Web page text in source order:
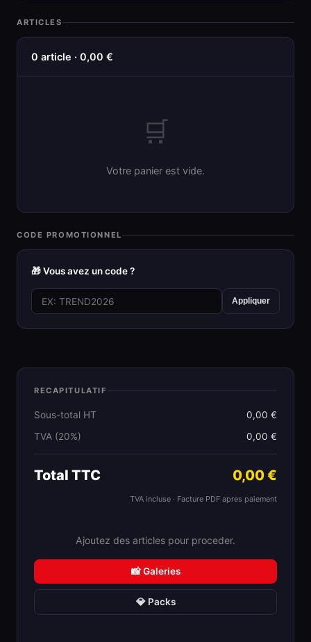
ARTICLES
0 article · 0,00 €
🛒
Votre panier est vide.
CODE PROMOTIONNEL
🎁 Vous avez un code ?
Appliquer
RECAPITULATIF
Sous-total HT
0,00 €
TVA (20%)
0,00 €
Total TTC 0,00 €
TVA incluse · Facture PDF apres paiement
Ajoutez des articles pour proceder.
📸 Galeries
💎 Packs